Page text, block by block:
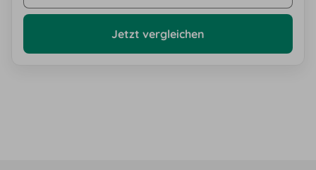
Jetzt vergleichen